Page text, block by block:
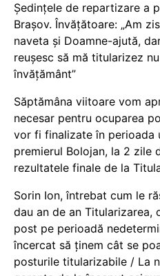
Ședințele de repartizare a
Brașov. Învățătoare: „Am
naveta și Doamne-ajută,
reușesc să mă titularizez
învățământ”
Săptămâna viitoare vom
necesar pentru ocuparea
vor fi finalizate în perioada
premierul Bolojan, la 2 zile
rezultatele finale de la
Sorin Ion, întrebat cum le
dau an de an Titularizarea,
post pe perioadă
încercat să ținem cât se
posturile titularizabile / La